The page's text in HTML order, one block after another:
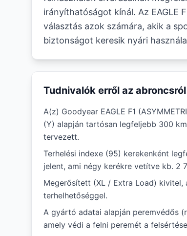
irányíthatóságot kínál. Az EAGLE
választás azok számára, akik a
biztonságot keresik nyári
Tudnivalók erről az abroncsról
A(z) Goodyear EAGLE F1
(Y) alapján tartósan legfeljebb 300
tervezett.
Terhelési indexe (95) kerekenként
jelent, ami négy kerékre vetítve kb. 2
Megerősített (XL / Extra Load) kivitel,
terhelhetőséggel.
A gyártó adatai alapján peremvédős
amely védi a felni peremét a